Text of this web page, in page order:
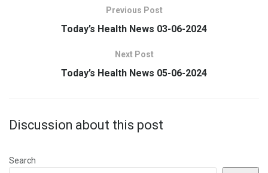
Previous Post
Today’s Health News 03-06-2024
Next Post
Today’s Health News 05-06-2024
Discussion about this post
Search